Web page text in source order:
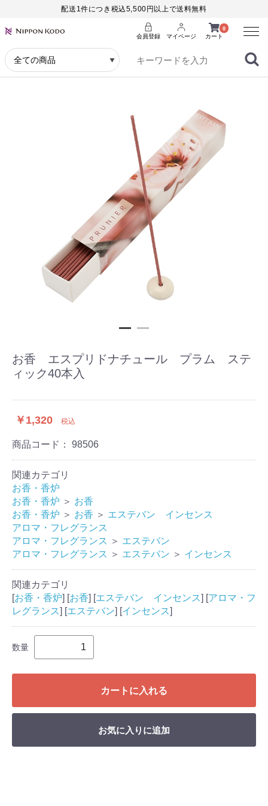
配送1件につき税込5,500円以上で送料無料
0
カート
会員登録 マイページ
Menu
お香 エスプリドナチュール プラム ステ
ィック40本入
￥1,320 税込
商品コード： 98506
関連カテゴリ
お香・香炉
お香・香炉 ＞ お香
お香・香炉 ＞ お香 ＞ エステバン インセンス
アロマ・フレグランス
アロマ・フレグランス ＞ エステバン
アロマ・フレグランス ＞ エステバン ＞ インセンス
関連カテゴリ
[お香・香炉] [お香] [エステバン インセンス] [アロマ・フ
レグランス] [エステバン] [インセンス]
数量
カートに入れる
お気に入りに追加